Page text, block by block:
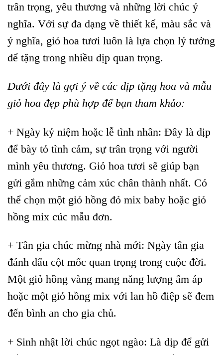
trân trọng, yêu thương và những lời chúc ý
nghĩa. Với sự đa dạng về thiết kế, màu sắc và
ý nghĩa, giỏ hoa tươi luôn là lựa chọn lý tưởng
để tặng trong nhiều dịp quan trọng.
Dưới đây là gợi ý về các dịp tặng hoa và mẫu
giỏ hoa đẹp phù hợp để bạn tham khảo:
+ Ngày kỷ niệm hoặc lễ tình nhân: Đây là dịp
để bày tỏ tình cảm, sự trân trọng với người
mình yêu thương. Giỏ hoa tươi sẽ giúp bạn
gửi gắm những cảm xúc chân thành nhất. Có
thể chọn một giỏ hồng đỏ mix baby hoặc giỏ
hồng mix cúc mẫu đơn.
+ Tân gia chúc mừng nhà mới: Ngày tân gia
đánh dấu cột mốc quan trọng trong cuộc đời.
Một giỏ hồng vàng mang năng lượng ấm áp
hoặc một giỏ hồng mix với lan hồ điệp sẽ đem
đến bình an cho gia chủ.
+ Sinh nhật lời chúc ngọt ngào: Là dịp để gửi